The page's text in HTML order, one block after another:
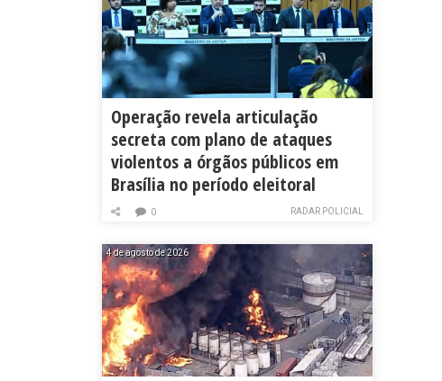
Operação revela articulação
secreta com plano de ataques
violentos a órgãos públicos em
Brasília no período eleitoral
RADAR POLICIAL
0
4 de agosto de 2026